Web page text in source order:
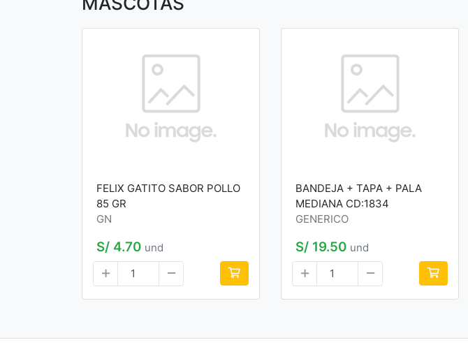
FELIX GATITO SABOR POLLO
85 GR
GN
S/ 4.70 und
BANDEJA + TAPA + PALA
MEDIANA CD:1834
GENERICO
S/ 19.50 und